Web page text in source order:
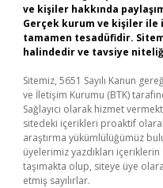
ve kişiler hakkında
Gerçek kurum ve kişiler
tamamen tesadüfidir.
halindedir ve tavsiye
Sitemiz, 5651 Sayılı Kanun
ve İletişim Kurumu (BTK)
Sağlayıcı olarak hizmet
sitedeki içerikleri proaktif
araştırma yükümlülüğümüz
üyelerimiz yazdıkları
taşımakta olup, siteye üye
etmiş sayılırlar.